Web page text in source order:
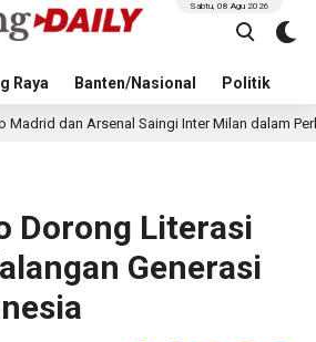
Raya Banten/Nasional Politik
Sabtu, 08 Agu 2026
Saingi Inter Milan dalam Perburuan
Dorong Literasi
Generasi